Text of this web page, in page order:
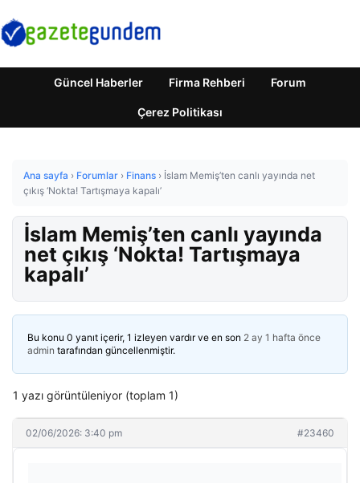
Güncel Haberler Firma Rehberi Forum
Çerez Politikası
Ana sayfa › Forumlar › Finans › İslam Memiş’ten canlı yayında net
çıkış ‘Nokta! Tartışmaya kapalı’
İslam Memiş’ten canlı yayında
net çıkış ‘Nokta! Tartışmaya
kapalı’
Bu konu 0 yanıt içerir, 1 izleyen vardır ve en son 2 ay 1 hafta önce
admin tarafından güncellenmiştir.
1 yazı görüntüleniyor (toplam 1)
02/06/2026: 3:40 pm #23460